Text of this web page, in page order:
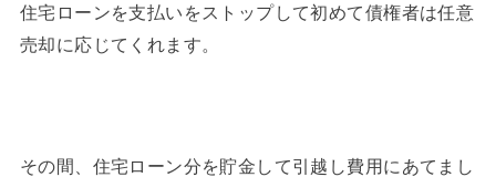
住宅ローンを支払いをストップして初めて債権者は任意
売却に応じてくれます。
その間、住宅ローン分を貯金して引越し費用にあてまし